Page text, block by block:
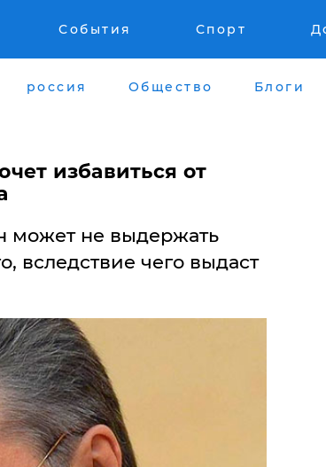
События Спорт
россия Общество Блоги
избавиться от
может не выдержать
вследствие чего выдаст